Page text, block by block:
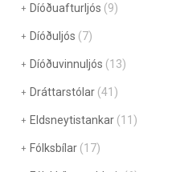
Díóðuafturljós (9)
Díóðuljós (7)
Díóðuvinnuljós (13)
Dráttarstólar (41)
Eldsneytistankar (11)
Fólksbílar (17)